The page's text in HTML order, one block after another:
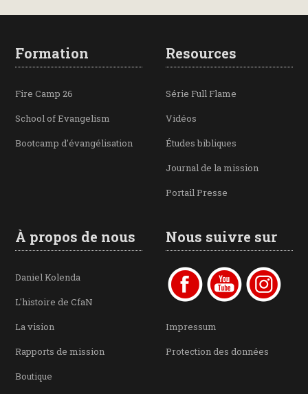
Formation
Fire Camp 26
School of Evangelism
Bootcamp d'évangélisation
Resources
Série Full Flame
Vidéos
Études bibliques
Journal de la mission
Portail Presse
À propos de nous
Daniel Kolenda
L'histoire de CfaN
La vision
Rapports de mission
Boutique
Nous suivre sur
Impressum
Protection des données